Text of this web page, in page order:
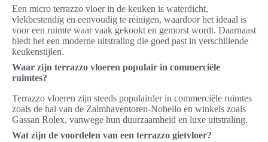
Een micro terrazzo vloer in de keuken is waterdicht,
vlekbestendig en eenvoudig te reinigen, waardoor het ideaal is
voor een ruimte waar vaak gekookt en gemorst wordt. Daarnaast
biedt het een moderne uitstraling die goed past in verschillende
keukenstijlen.
Waar zijn terrazzo vloeren populair in commerciële
ruimtes?
Terrazzo vloeren zijn steeds populairder in commerciële ruimtes
zoals de hal van de Zalmhaventoren-Nobello en winkels zoals
Gassan Rolex, vanwege hun duurzaamheid en luxe uitstraling.
Wat zijn de voordelen van een terrazzo gietvloer?